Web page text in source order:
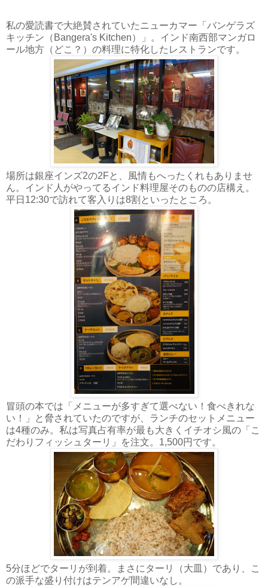
私の愛読書で大絶賛されていたニューカマー「バンゲラズ
キッチン（Bangera's Kitchen）」。インド南西部マンガロ
ール地方（どこ？）の料理に特化したレストランです。
場所は銀座インズ2の2Fと、風情もへったくれもありませ
ん。インド人がやってるインド料理屋そのものの店構え。
平日12:30で訪れて客入りは8割といったところ。
冒頭の本では「メニューが多すぎて選べない！食べきれな
い！」と脅されていたのですが、ランチのセットメニュー
は4種のみ。私は写真占有率が最も大きくイチオシ風の「こ
だわりフィッシュターリ」を注文。1,500円です。
5分ほどでターリが到着。まさにターリ（大皿）であり、こ
の派手な盛り付けはテンアゲ間違いなし。